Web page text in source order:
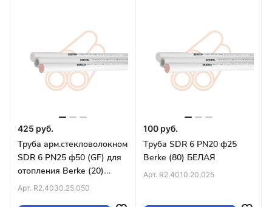
425 руб.
Труба арм.стекловолокном
SDR 6 PN25 ф50 (GF) для
отопления Berke (20)
БЕЛАЯ
Арт. R2.4030.25.050
100 руб.
Труба SDR 6 PN20 ф25
Berke (80) БЕЛАЯ
Арт. R2.4010.20.025